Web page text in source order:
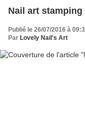
Nail art
Publié le 26/07/2016 à
Par Lovely Nail's Art